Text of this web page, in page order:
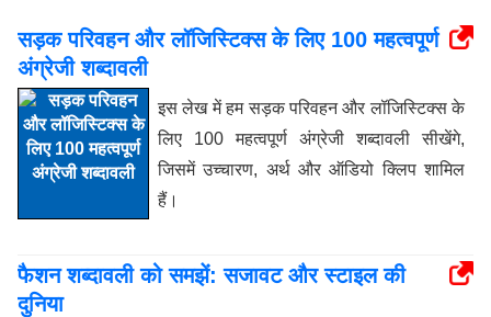
सड़क परिवहन और लॉजिस्टिक्स के लिए 100 महत्वपूर्ण
अंग्रेजी शब्दावली
इस लेख में हम सड़क परिवहन और लॉजिस्टिक्स के
लिए 100 महत्वपूर्ण अंग्रेजी शब्दावली सीखेंगे,
जिसमें उच्चारण, अर्थ और ऑडियो क्लिप शामिल
हैं।
फैशन शब्दावली को समझें: सजावट और स्टाइल की
दुनिया